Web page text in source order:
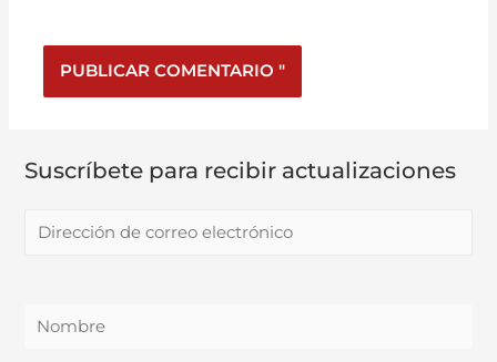
Suscríbete para recibir actualizaciones